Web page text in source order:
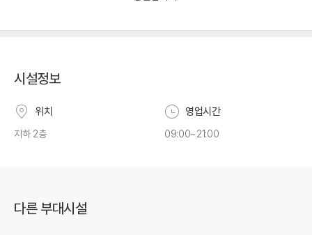
시설정보
위치
지하 2층
영업시간
09:00~21:00
다른 부대시설